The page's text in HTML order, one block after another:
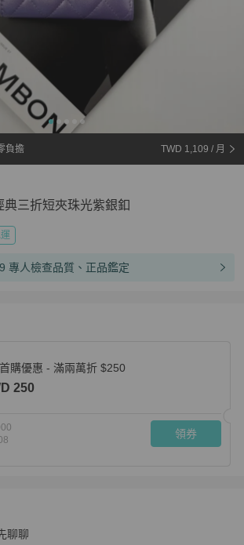
負擔 TWD 1,109 / 月
三折短夾珠光紫銀釦
專人檢查品質、正品鑑定
購優惠 - 滿兩萬折 $250
250
領券
經典三折短夾珠光紫銀釦
聊聊